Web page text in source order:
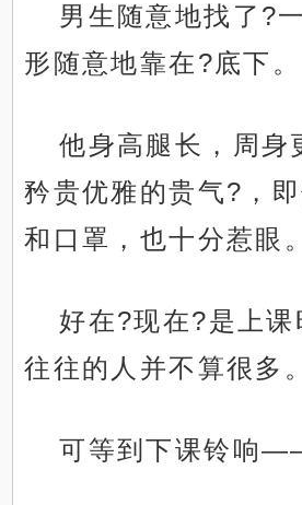
男生随意地找了?
形随意地靠在?底下。
他身高腿长，周身
矜贵优雅的贵气?，
和口罩，也十分惹眼。
好在?现在?是上
往往的人并不算很多。
可等到下课铃响